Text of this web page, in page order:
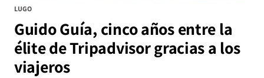
LUGO
Guido Guía, cinco años entre la
élite de Tripadvisor gracias a los
viajeros